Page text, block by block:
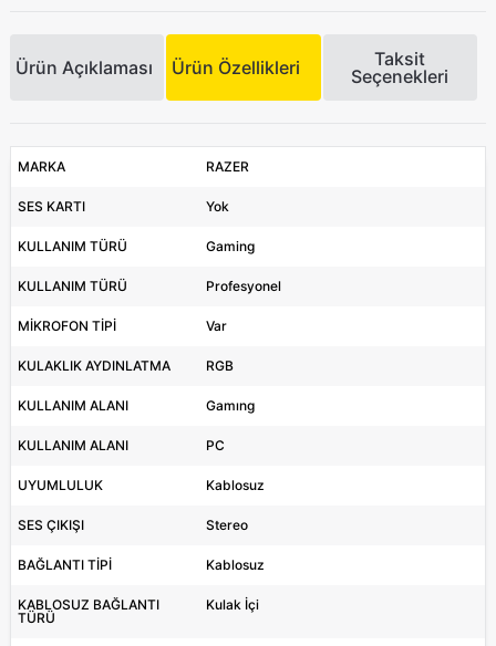
Ürün Açıklaması Ürün Özellikleri
Taksit
Seçenekleri
MARKA RAZER
SES KARTI Yok
KULLANIM TÜRÜ Gaming
KULLANIM TÜRÜ Profesyonel
MİKROFON TİPİ Var
KULAKLIK AYDINLATMA RGB
KULLANIM ALANI Gamıng
KULLANIM ALANI PC
UYUMLULUK Kablosuz
SES ÇIKIŞI Stereo
BAĞLANTI TİPİ Kablosuz
KABLOSUZ BAĞLANTI
TÜRÜ
Kulak İçi